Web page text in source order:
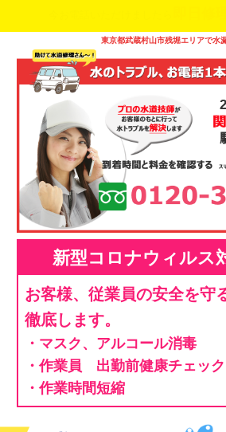
東京都武蔵村山市残堀エリアで水
新型コロナウィルス
お客様、従業員の安全を守
徹底します。
・マスク、アルコール消毒
・作業員 出勤前健康チェッ
・作業時間短縮